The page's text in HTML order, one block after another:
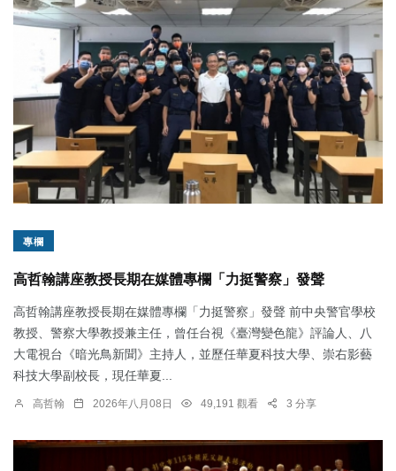
專欄
高哲翰講座教授長期在媒體專欄「力挺警察」發聲
高哲翰講座教授長期在媒體專欄「力挺警察」發聲 前中央警官學校
教授、警察大學教授兼主任，曾任台視《臺灣變色龍》評論人、八
大電視台《暗光鳥新聞》主持人，並歷任華夏科技大學、崇右影藝
科技大學副校長，現任華夏...
高哲翰 2026年八月08日 49,191 觀看 3 分享